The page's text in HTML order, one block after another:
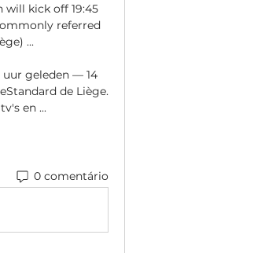
will kick off 19:45
referred
...
uur geleden — 14
de Liège.
en ...
0 comentário